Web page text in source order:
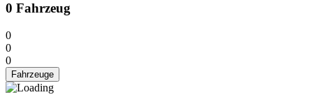
0 Fahrzeug
0
0
0
Fahrzeuge